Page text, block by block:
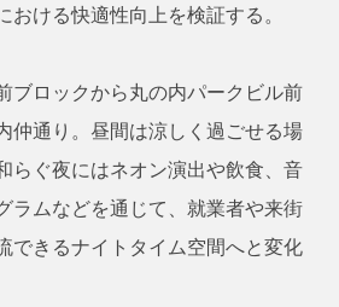
おける快適性向上を検証する。
ブロックから丸の内パークビル前
仲通り。昼間は涼しく過ごせる場
らぐ夜にはネオン演出や飲食、音
ラムなどを通じて、就業者や来街
できるナイトタイム空間へと変化